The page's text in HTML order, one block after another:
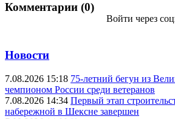
Комментарии (0)
Войти через
Новости
7.08.2026 15:18 75-летний бегун из
чемпионом России среди ветеранов
7.08.2026 14:34 Первый этап
набережной в Шексне завершен